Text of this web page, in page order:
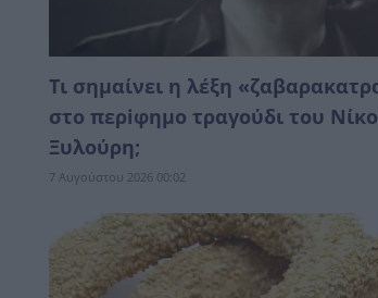
Τι σημαίνει η λέξη
στο περiφημο τραγούδι του
Ξυλούρη;
7 Αυγούστου 2026 00:02